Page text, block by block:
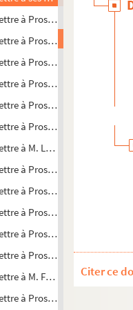
à Prosper Valmore à
à Prosper Valmore à Lyon
à Prosper Valmore à Lyon
à Prosper Valmore à Lyon
à Prosper Valmore à
à Prosper Valmore à
à M. Lockroy à Paris,
à Prosper Valmore à Lyon
à Prosper Valmore à Lyon
à Prosper Valmore à Lyon
à Prosper Valmore à Lyon
à Prosper Valmore à
à M. Frédéric Lepeytre à
à Prosper Valmore à
Citer ce